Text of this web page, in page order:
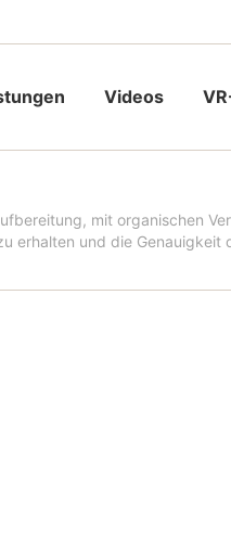
Videos
mit organischen
erhalten und die Genauigkeit